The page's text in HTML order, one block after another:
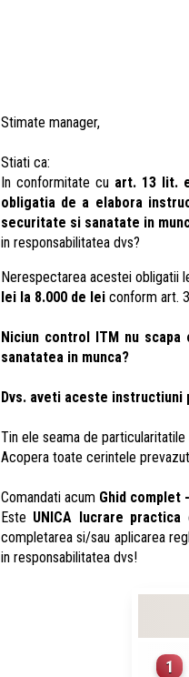
Stimate manager,
Stiati ca:
In conformitate cu art. 13 lit.
obligatia de a elabora
securitate si sanatate in
in responsabilitatea dvs?
Nerespectarea acestei obligatii
lei la 8.000 de lei conform art.
Niciun control ITM nu
sanatatea in munca?
Dvs. aveti aceste instructiuni
Tin ele seama de
Acopera toate cerintele
Comandati acum Ghid complet
Este UNICA lucrare practica
completarea si/sau aplicarea
in responsabilitatea dvs!
1